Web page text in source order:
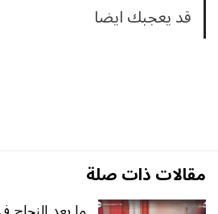
قد يعجبك ايضا
مقالات ذات صلة